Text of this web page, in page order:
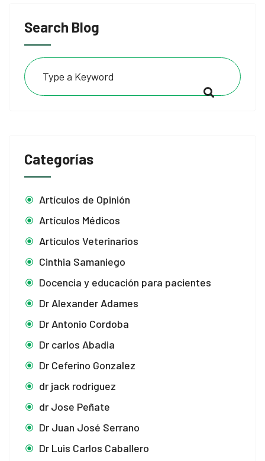
Search Blog
Categorías
Artículos de Opinión
Artículos Médicos
Artículos Veterinarios
Cinthia Samaniego
Docencia y educación para pacientes
Dr Alexander Adames
Dr Antonio Cordoba
Dr carlos Abadia
Dr Ceferino Gonzalez
dr jack rodriguez
dr Jose Peñate
Dr Juan José Serrano
Dr Luis Carlos Caballero